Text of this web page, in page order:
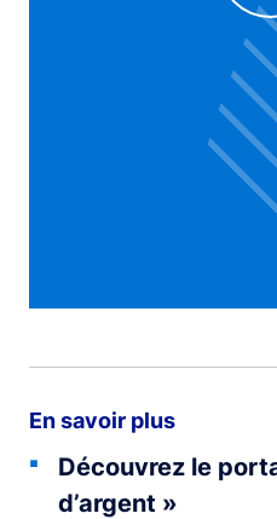
En savoir plus
Découvrez le
d’argent »